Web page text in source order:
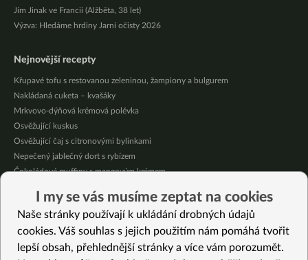
Jím Jinak ve Francii (Alžběta, 38 let)
Výzva: Hledáme hrdiny Jarní očisty 2026
Nejnovější recepty
Křupavé tofu s restovanou zeleninou, žampiony a bulgurem
Nakládaná cuketa – kvašáky
Mrkvovo-dýňová krémová polévka
Osvěžující kuskus
Osvěžující čaj s citronovými bylinkami
Nepečený jablečný dort s rybízem
Čokoládové muffiny s mangovým krémem
Krémová zeleninová polévka s koprem a vločkami
Celozrnná rýže basmati se zeleninou
Vybrané recepty
I my se vás musíme zeptat na cookies
Naše stránky používají k ukládání drobných údajů
cookies. Váš souhlas s jejich použitím nám pomáhá tvořit
lepší obsah, přehlednější stránky a více vám porozumět.